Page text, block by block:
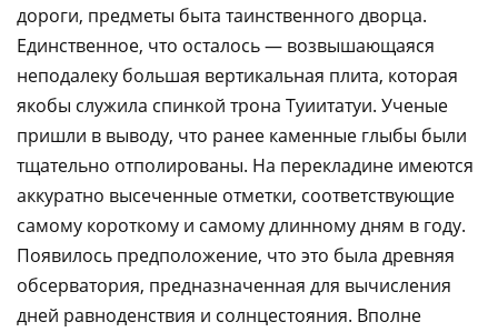
дороги, предметы быта таинственного дворца.
Единственное, что осталось — возвышающаяся
неподалеку большая вертикальная плита, которая
якобы служила спинкой трона Туиитатуи. Ученые
пришли в выводу, что ранее каменные глыбы были
тщательно отполированы. На перекладине имеются
аккуратно высеченные отметки, соответствующие
самому короткому и самому длинному дням в году.
Появилось предположение, что это была древняя
обсерватория, предназначенная для вычисления
дней равноденствия и солнцестояния. Вполне